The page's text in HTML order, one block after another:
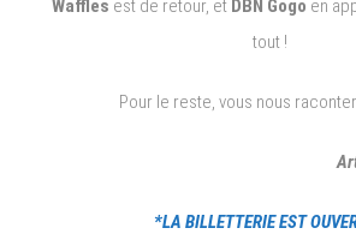
Waffles est de retour, etDBN Gogo en
tout !
Pour le reste, vous nous
*LA BILLETTERIE EST